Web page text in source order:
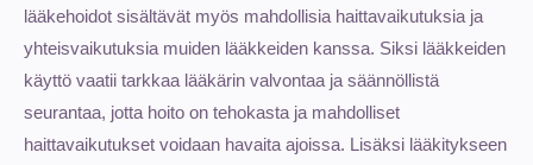
lääkehoidot sisältävät myös mahdollisia haittavaikutuksia ja
yhteisvaikutuksia muiden lääkkeiden kanssa. Siksi lääkkeiden
käyttö vaatii tarkkaa lääkärin valvontaa ja säännöllistä
seurantaa, jotta hoito on tehokasta ja mahdolliset
haittavaikutukset voidaan havaita ajoissa. Lisäksi lääkitykseen